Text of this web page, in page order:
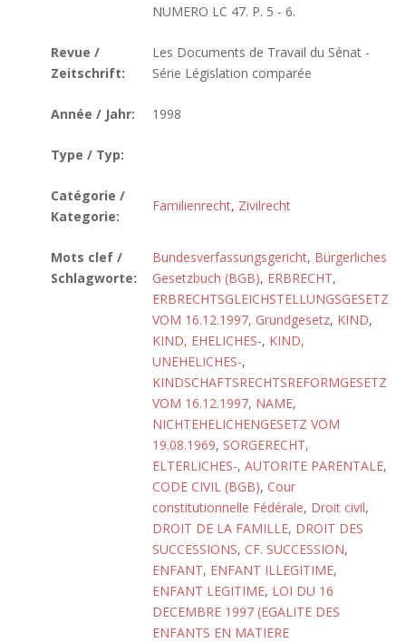
NUMERO LC 47. P. 5 - 6.
Revue /
Zeitschrift:
Les Documents de Travail du Sénat -
Série Législation comparée
Année / Jahr: 1998
Type / Typ:
Catégorie /
Kategorie:
Familienrecht, Zivilrecht
Mots clef /
Schlagworte:
Bundesverfassungsgericht, Bürgerliches
Gesetzbuch (BGB), ERBRECHT,
ERBRECHTSGLEICHSTELLUNGSGESETZ
VOM 16.12.1997, Grundgesetz, KIND,
KIND, EHELICHES-, KIND,
UNEHELICHES-,
KINDSCHAFTSRECHTSREFORMGESETZ
VOM 16.12.1997, NAME,
NICHTEHELICHENGESETZ VOM
19.08.1969, SORGERECHT,
ELTERLICHES-, AUTORITE PARENTALE,
CODE CIVIL (BGB), Cour
constitutionnelle Fédérale, Droit civil,
DROIT DE LA FAMILLE, DROIT DES
SUCCESSIONS, CF. SUCCESSION,
ENFANT, ENFANT ILLEGITIME,
ENFANT LEGITIME, LOI DU 16
DECEMBRE 1997 (EGALITE DES
ENFANTS EN MATIERE